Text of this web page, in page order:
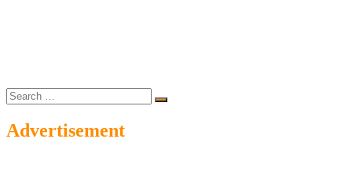
Search
…
Advertisement